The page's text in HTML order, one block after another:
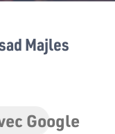
Majles
Google